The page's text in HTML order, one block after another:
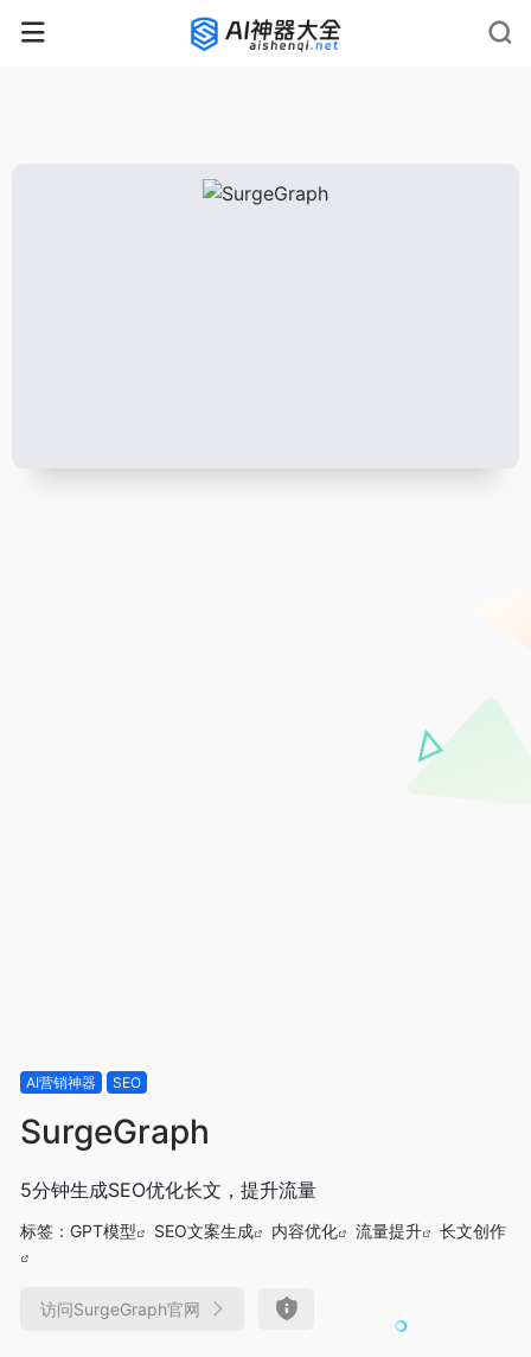
rnrn rnrn rnrn
AI营销神器 SEO
SurgeGraph
5分钟生成SEO优化长文，提升流量
标签： GPT模型 SEO文案生成 内容优化 流量提升 长文创作
访问SurgeGraph官网